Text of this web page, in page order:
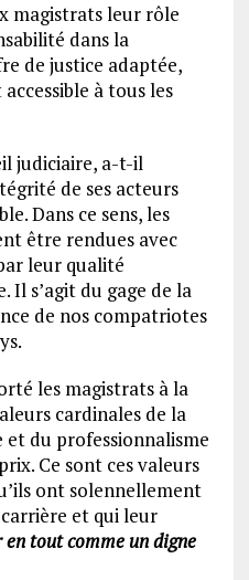
magistrats leur rôle
dans la
de justice adaptée,
à tous les
judiciaire, a-t-il
de ses acteurs
Dans ce sens, les
être rendues avec
leur qualité
Il s’agit du gage de la
de nos compatriotes
les magistrats à la
cardinales de la
et du professionnalisme
Ce sont ces valeurs
ont solennellement
et qui leur
tout comme un digne